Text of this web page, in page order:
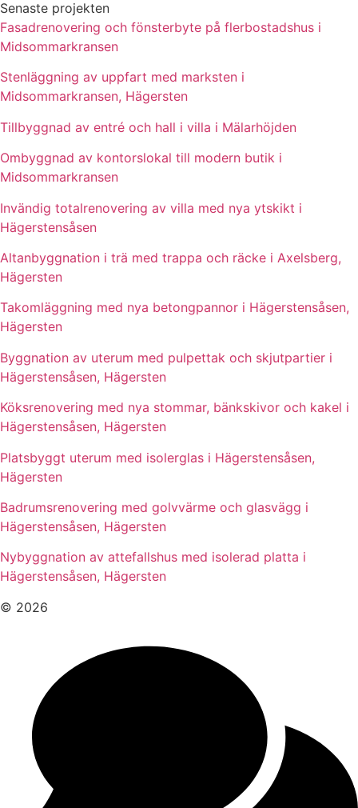
Senaste projekten
Fasadrenovering och fönsterbyte på flerbostadshus i
Midsommarkransen
Stenläggning av uppfart med marksten i
Midsommarkransen, Hägersten
Tillbyggnad av entré och hall i villa i Mälarhöjden
Ombyggnad av kontorslokal till modern butik i
Midsommarkransen
Invändig totalrenovering av villa med nya ytskikt i
Hägerstensåsen
Altanbyggnation i trä med trappa och räcke i Axelsberg,
Hägersten
Takomläggning med nya betongpannor i Hägerstensåsen,
Hägersten
Byggnation av uterum med pulpettak och skjutpartier i
Hägerstensåsen, Hägersten
Köksrenovering med nya stommar, bänkskivor och kakel i
Hägerstensåsen, Hägersten
Platsbyggt uterum med isolerglas i Hägerstensåsen,
Hägersten
Badrumsrenovering med golvvärme och glasvägg i
Hägerstensåsen, Hägersten
Nybyggnation av attefallshus med isolerad platta i
Hägerstensåsen, Hägersten
© 2026